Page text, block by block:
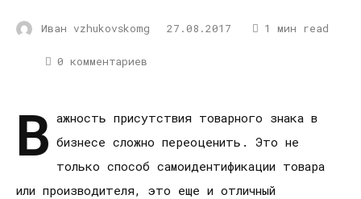
Иван vzhukovskomg 27.08.2017 1 мин read
0 комментариев
В ажность присутствия товарного знака в
бизнесе сложно переоценить. Это не
только способ самоидентификации товара
или производителя, это еще и отличный